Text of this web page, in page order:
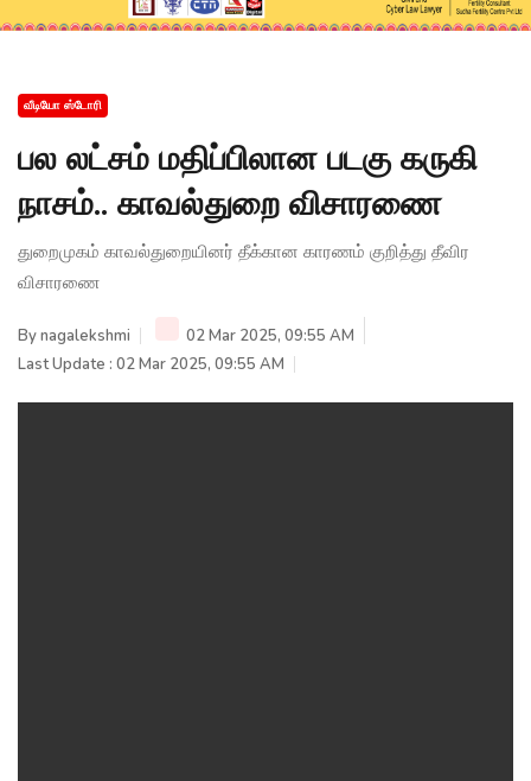
வீடியோ ஸ்டோரி
பல லட்சம் மதிப்பிலான படகு கருகி
நாசம்.. காவல்துறை விசாரணை
துறைமுகம் காவல்துறையினர் தீக்கான காரணம் குறித்து தீவிர
விசாரணை
Bynagalekshmi
02 Mar 2025, 09:55 AM
Last Update : 02 Mar 2025, 09:55 AM